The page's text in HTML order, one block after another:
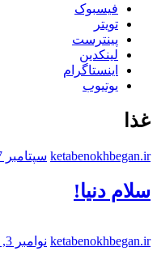
فیسبوک
تویتر
پینترست
لینکدین
اینستاگرام
یوتیوب
غذا
ketabenokhbegan.ir سپتامبر 27, 2022
سلام دنیا!
ketabenokhbegan.ir نوامبر 3, 2020